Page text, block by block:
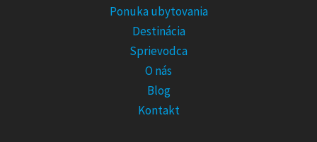
Ponuka ubytovania
Destinácia
Sprievodca
O nás
Blog
Kontakt